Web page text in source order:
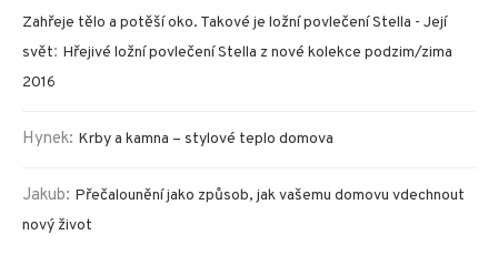
Zahřeje tělo a potěší oko. Takové je ložní povlečení Stella - Její
svět: Hřejivé ložní povlečení Stella z nové kolekce podzim/zima
2016
Hynek: Krby a kamna – stylové teplo domova
Jakub: Přečalounění jako způsob, jak vašemu domovu vdechnout
nový život